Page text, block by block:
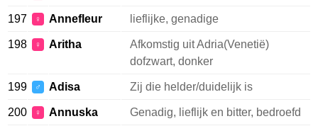
197 ♀ Annefleur lieflijke, genadige
198 ♀ Aritha
Afkomstig uit Adria(Venetië)
dofzwart, donker
199 ♂ Adisa Zij die helder/duidelijk is
200 ♀ Annuska Genadig, lieflijk en bitter, bedroefd